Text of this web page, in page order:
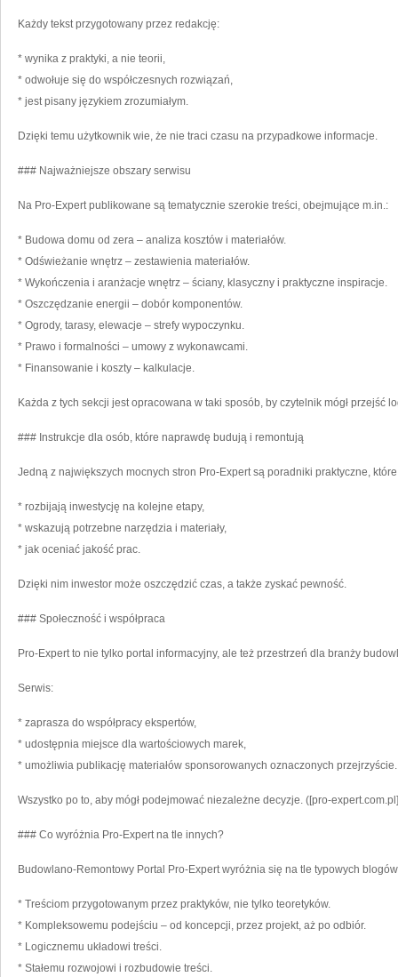
Każdy tekst przygotowany przez redakcję:
* wynika z praktyki, a nie teorii,
* odwołuje się do współczesnych rozwiązań,
* jest pisany językiem zrozumiałym.
Dzięki temu użytkownik wie, że nie traci czasu na przypadkowe informacje.
### Najważniejsze obszary serwisu
Na Pro-Expert publikowane są tematycznie szerokie treści, obejmujące m.in.:
* Budowa domu od zera – analiza kosztów i materiałów.
* Odświeżanie wnętrz – zestawienia materiałów.
* Wykończenia i aranżacje wnętrz – ściany, klasyczny i praktyczne inspiracje.
* Oszczędzanie energii – dobór komponentów.
* Ogrody, tarasy, elewacje – strefy wypoczynku.
* Prawo i formalności – umowy z wykonawcami.
* Finansowanie i koszty – kalkulacje.
Każda z tych sekcji jest opracowana w taki sposób, by czytelnik mógł przejść
### Instrukcje dla osób, które naprawdę budują i remontują
Jedną z największych mocnych stron Pro-Expert są poradniki praktyczne,
* rozbijają inwestycję na kolejne etapy,
* wskazują potrzebne narzędzia i materiały,
* jak oceniać jakość prac.
Dzięki nim inwestor może oszczędzić czas, a także zyskać pewność.
### Społeczność i współpraca
Pro-Expert to nie tylko portal informacyjny, ale też przestrzeń dla branży
Serwis:
* zaprasza do współpracy ekspertów,
* udostępnia miejsce dla wartościowych marek,
* umożliwia publikację materiałów sponsorowanych oznaczonych przejrzyście.
Wszystko po to, aby mógł podejmować niezależne decyzje. ([pro-
### Co wyróżnia Pro-Expert na tle innych?
Budowlano-Remontowy Portal Pro-Expert wyróżnia się na tle typowych
* Treściom przygotowanym przez praktyków, nie tylko teoretyków.
* Kompleksowemu podejściu – od koncepcji, przez projekt, aż po odbiór.
* Logicznemu układowi treści.
* Stałemu rozwojowi i rozbudowie treści.